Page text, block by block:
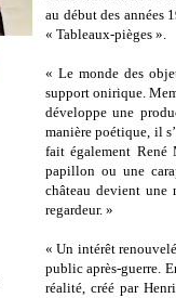
au début des années
« Tableaux-pièges ».
« Le monde des
support onirique.
développe une
manière poétique, il
fait également
papillon ou une
château devient une
regardeur. »
« Un intérêt
public après-guerre.
réalité, créé par